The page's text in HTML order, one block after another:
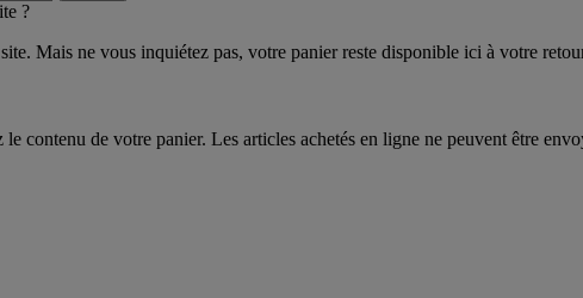
?
Mais ne vous inquiétez pas, votre panier reste disponible ici à votre
contenu de votre panier. Les articles achetés en ligne ne peuvent être